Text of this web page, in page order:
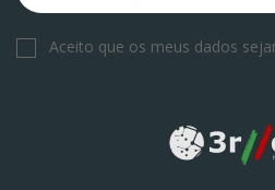
Aceito que os meus dados